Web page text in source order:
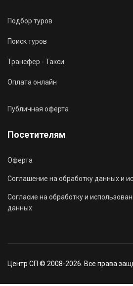
Подбор туров
Поиск туров
Трансфер - Такси
Оплата онлайн
Публичная оферта
Посетителям
Оферта
Соглашение на обработку данных и
Согласие на обработку и
данных
Центр СП © 2008-2026. Все права